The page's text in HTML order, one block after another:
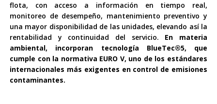
flota, con acceso a información en tiempo real,
monitoreo de desempeño, mantenimiento preventivo y
una mayor disponibilidad de las unidades, elevando así la
rentabilidad y continuidad del servicio. En materia
ambiental, incorporan tecnología BlueTec®5, que
cumple con la normativa EURO V, uno de los estándares
internacionales más exigentes en control de emisiones
contaminantes.